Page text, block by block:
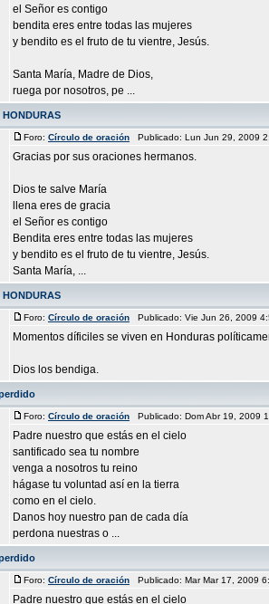
el Señor es contigo
bendita eres entre todas las mujeres
y bendito es el fruto de tu vientre, Jesús.
Santa María, Madre de Dios,
ruega por nosotros, pe ...
HONDURAS
Foro: Círculo de oración Publicado: Lun Jun 29, 2009
Gracias por sus oraciones hermanos.
Dios te salve María
llena eres de gracia
el Señor es contigo
Bendita eres entre todas las mujeres
y bendito es el fruto de tu vientre, Jesús.
Santa María, ...
HONDURAS
Foro: Círculo de oración Publicado: Vie Jun 26, 2009
Momentos díficiles se viven en Honduras
Dios los bendiga.
Foro: Círculo de oración Publicado: Dom Abr 19, 2009
Padre nuestro que estás en el cielo
santificado sea tu nombre
venga a nosotros tu reino
hágase tu voluntad así en la tierra
como en el cielo.
Danos hoy nuestro pan de cada día
perdona nuestras o ...
Foro: Círculo de oración Publicado: Mar Mar 17, 2009
Padre nuestro que estás en el cielo